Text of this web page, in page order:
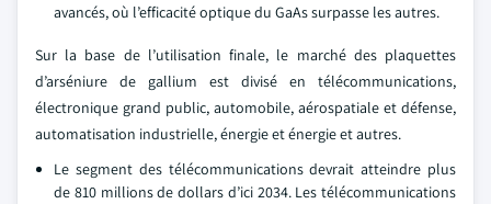
avancés, où l’efficacité optique du GaAs surpasse les autres.
Sur la base de l’utilisation finale, le marché des plaquettes
d’arséniure de gallium est divisé en télécommunications,
électronique grand public, automobile, aérospatiale et défense,
automatisation industrielle, énergie et énergie et autres.
Le segment des télécommunications devrait atteindre plus
de 810 millions de dollars d’ici 2034. Les télécommunications